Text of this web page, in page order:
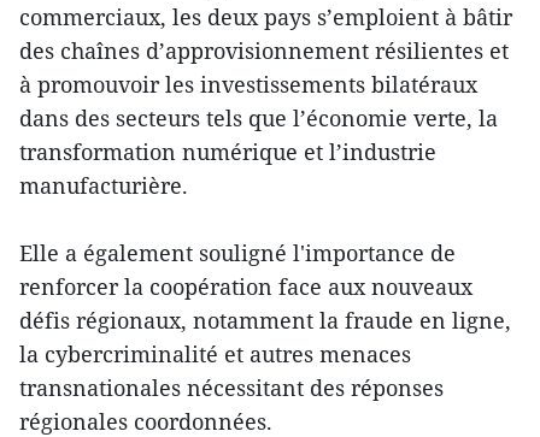
commerciaux, les deux pays s’emploient à bâtir
des chaînes d’approvisionnement résilientes et
à promouvoir les investissements bilatéraux
dans des secteurs tels que l’économie verte, la
transformation numérique et l’industrie
manufacturière.
Elle a également souligné l'importance de
renforcer la coopération face aux nouveaux
défis régionaux, notamment la fraude en ligne,
la cybercriminalité et autres menaces
transnationales nécessitant des réponses
régionales coordonnées.